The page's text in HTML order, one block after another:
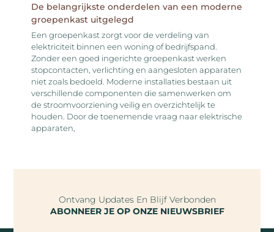
De belangrijkste onderdelen van een moderne
groepenkast uitgelegd
Een groepenkast zorgt voor de verdeling van
elektriciteit binnen een woning of bedrijfspand.
Zonder een goed ingerichte groepenkast werken
stopcontacten, verlichting en aangesloten apparaten
niet zoals bedoeld. Moderne installaties bestaan uit
verschillende componenten die samenwerken om
de stroomvoorziening veilig en overzichtelijk te
houden. Door de toenemende vraag naar elektrische
apparaten,
Ontvang Updates En Blijf Verbonden
ABONNEER JE OP ONZE NIEUWSBRIEF